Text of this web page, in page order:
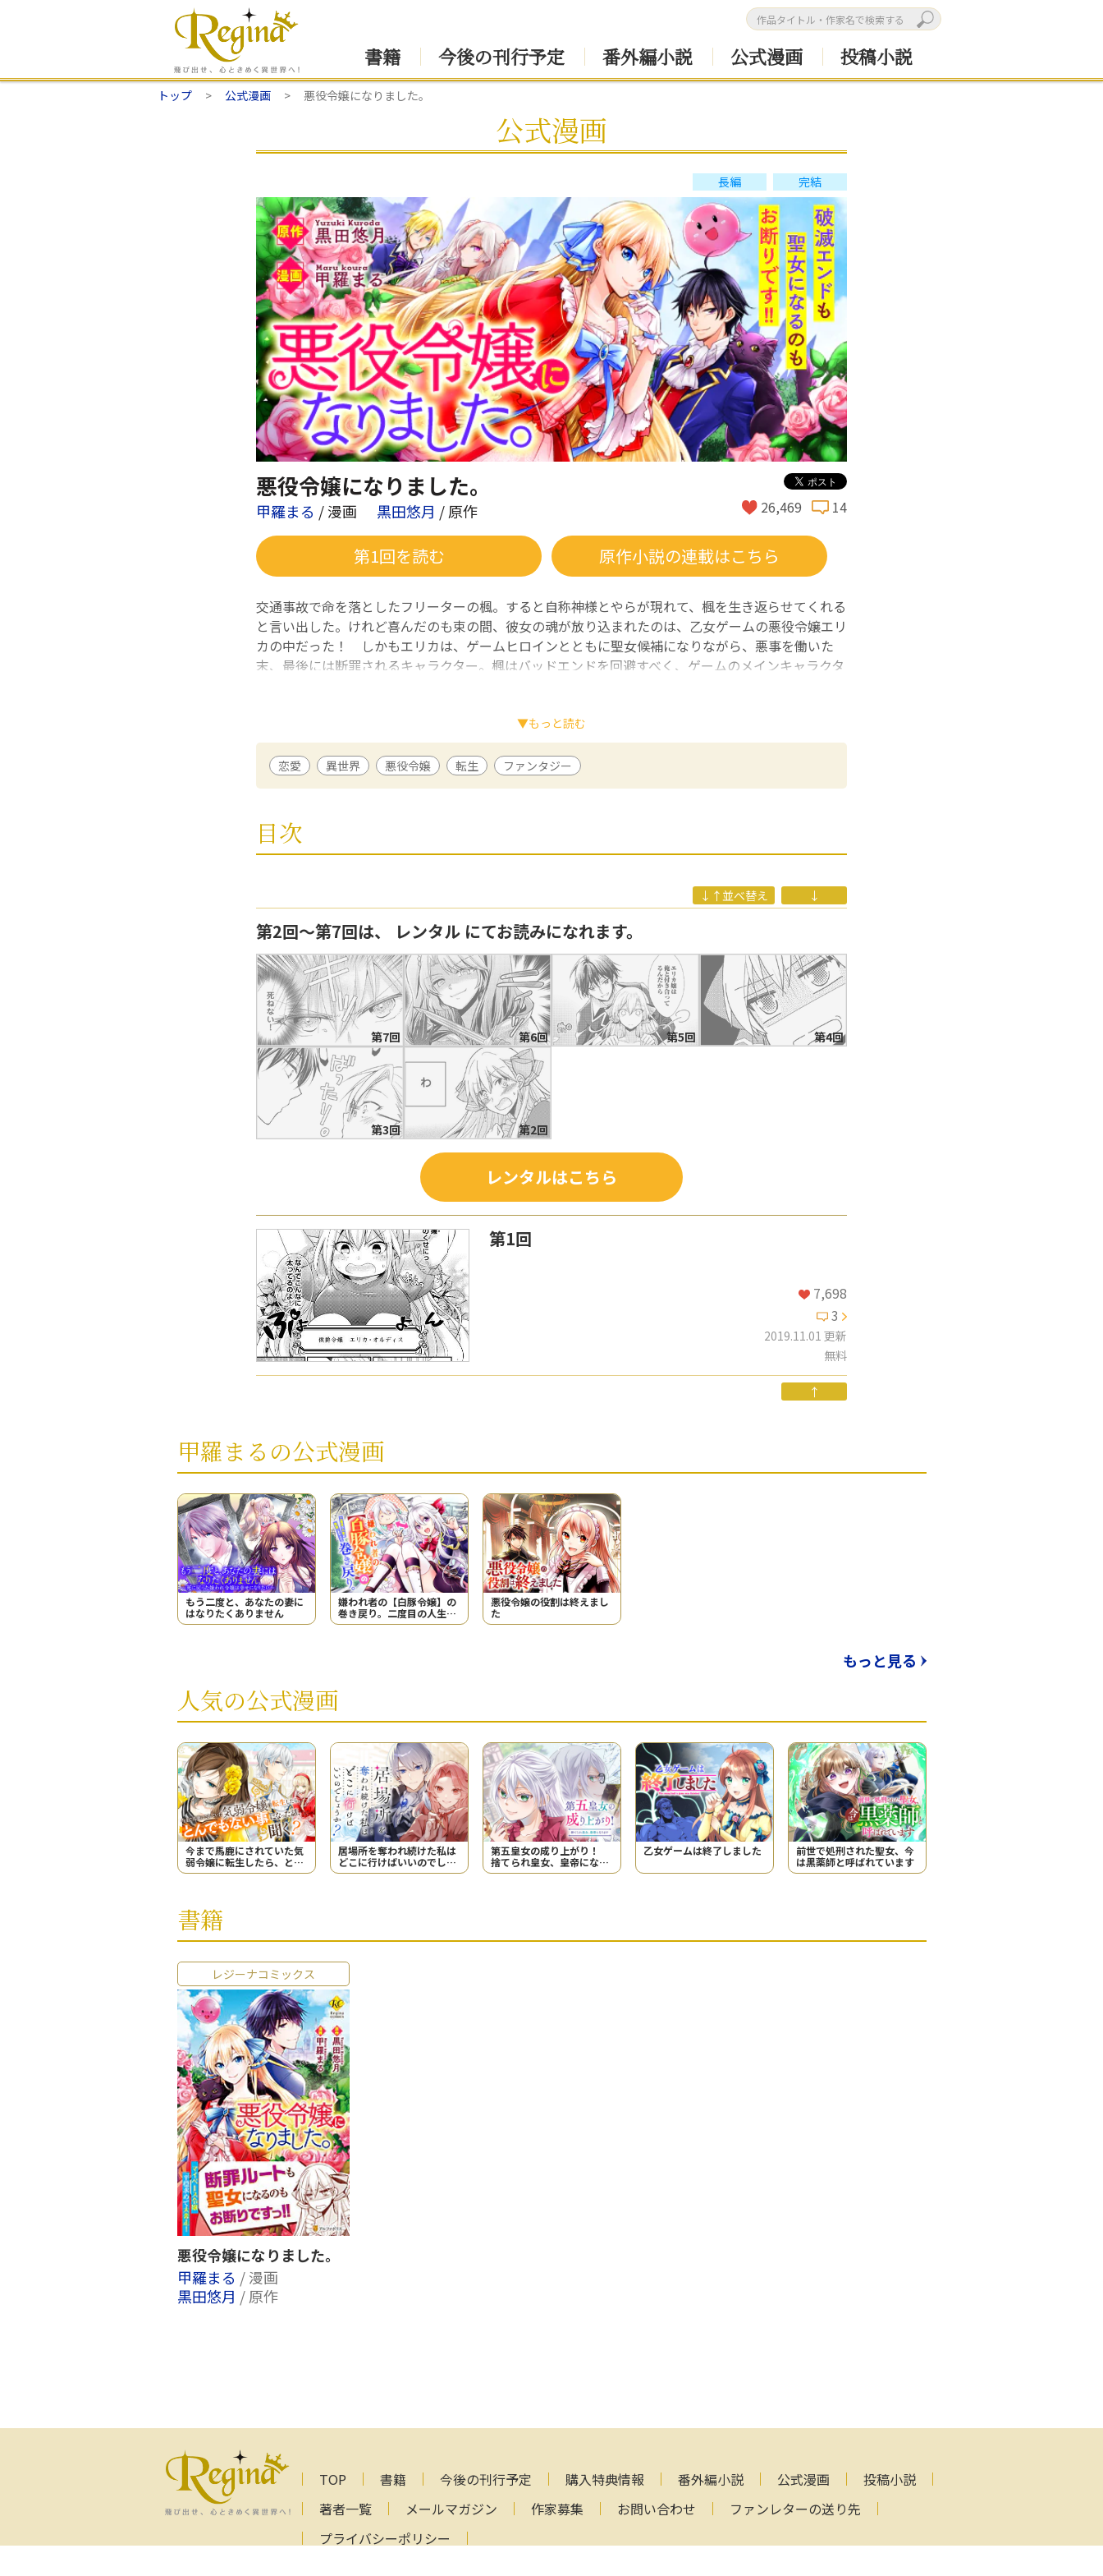
書籍 今後の刊行予定 番外編小説 公式漫画 投稿小説
トップ 公式漫画 悪役令嬢になりました。
公式漫画
長編 完結
悪役令嬢になりました。
甲羅まる / 漫画 黒田悠月 / 原作 26,469 14
第1回を読む 原作小説の連載はこちら
交通事故で命を落としたフリーターの楓。すると自称神様とやらが現れて、楓を生き返らせてくれる
と言い出した。けれど喜んだのも束の間、彼女の魂が放り込まれたのは、乙女ゲームの悪役令嬢エリ
カの中だった！ しかもエリカは、ゲームヒロインとともに聖女候補になりながら、悪事を働いた
末、最後には断罪されるキャラクター。楓はバッドエンドを回避すべく、ゲームのメインキャラクタ
甲羅まる / 漫画
福島県出身。漫画、イラストを中心に活躍中。代表作に「悪役令嬢の役割は終えました」(アルファポリス／
全3巻)、「嫌われ者の【白豚令嬢】の巻き戻り。二度目の人生は失敗しませんわ！」(アルファポリス／全3
黒田悠月
大阪府在住。2017年よりWebサイトにて「悪役令嬢になりました。」を連載開始。2018年に同作にて出版デ
▼もっと読む
恋愛 異世界 悪役令嬢 転生 ファンタジー
目次
↓↑並べ替え ↓
第2回〜第7回は、 レンタル にてお読みになれます。
第7回 第6回 第5回 第4回
第3回 第2回
レンタルはこちら
第1回
7,698
3
2019.11.01 更新
無料
↑
甲羅まるの公式漫画
もう二度と、あなたの妻に
はなりたくありません
嫌われ者の【白豚令嬢】の
巻き戻り。二度目の人生は
失敗しませんわ！
悪役令嬢の役割は終えまし
た
もっと見る
人気の公式漫画
今まで馬鹿にされていた気
弱令嬢に転生したら、とん
でもない事になった話、聞
居場所を奪われ続けた私は
どこに行けばいいのでしょ
うか？
第五皇女の成り上がり！
捨てられ皇女、皇帝になり
ます
乙女ゲームは終了しました
前世で処刑された聖女、今
は黒薬師と呼ばれています
書籍
レジーナコミックス
悪役令嬢になりました。
甲羅まる / 漫画
黒田悠月 / 原作
TOP 書籍 今後の刊行予定 購入特典情報 番外編小説 公式漫画
投稿小説
著者一覧
メールマガジン 作家募集 お問い合わせ
ファンレターの送り先
プライバシーポリシー